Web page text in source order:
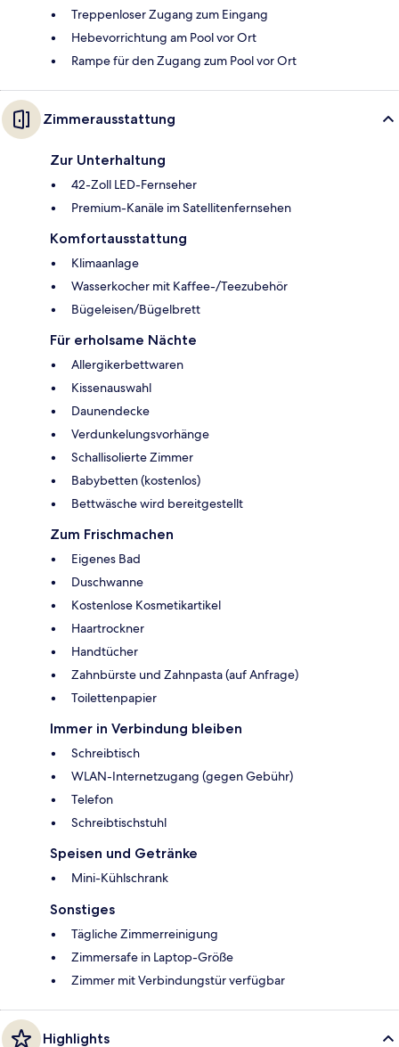
Treppenloser Zugang zum Eingang
Hebevorrichtung am Pool vor Ort
Rampe für den Zugang zum Pool vor Ort
Zimmerausstattung
Zur Unterhaltung
42-Zoll LED-Fernseher
Premium-Kanäle im Satellitenfernsehen
Komfortausstattung
Klimaanlage
Wasserkocher mit Kaffee-/Teezubehör
Bügeleisen/Bügelbrett
Für erholsame Nächte
Allergikerbettwaren
Kissenauswahl
Daunendecke
Verdunkelungsvorhänge
Schallisolierte Zimmer
Babybetten (kostenlos)
Bettwäsche wird bereitgestellt
Zum Frischmachen
Eigenes Bad
Duschwanne
Kostenlose Kosmetikartikel
Haartrockner
Handtücher
Zahnbürste und Zahnpasta (auf Anfrage)
Toilettenpapier
Immer in Verbindung bleiben
Schreibtisch
WLAN-Internetzugang (gegen Gebühr)
Telefon
Schreibtischstuhl
Speisen und Getränke
Mini-Kühlschrank
Sonstiges
Tägliche Zimmerreinigung
Zimmersafe in Laptop-Größe
Zimmer mit Verbindungstür verfügbar
Highlights